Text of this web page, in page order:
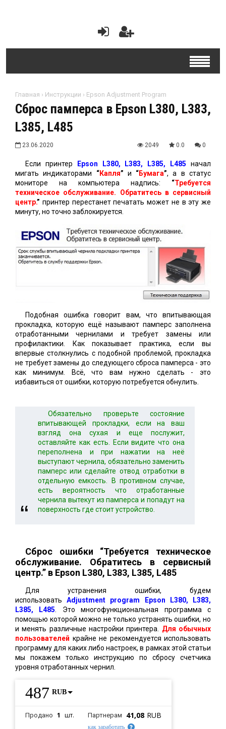
Главная › Инструкции › Epson Adjustment Program
Сброс памперса в Epson L380, L383,
L385, L485
23.06.2020 2049 0.0 0
Если принтер Epson L380, L383, L385, L485 начал
мигать индикаторами “Капля” и “Бумага”, а в статус
мониторе на компьютера надпись: “Требуется
техническое обслуживание. Обратитесь в сервисный
центр.” принтер перестанет печатать может не в эту же
минуту, но точно заблокируется.
Подобная ошибка говорит вам, что впитывающая
прокладка, которую ещё называют памперс заполнена
отработанными чернилами и требует замены или
профилактики. Как показывает практика, если вы
впервые столкнулись с подобной проблемой, прокладка
не требует замены до следующего сброса памперса - это
как минимум. Всё, что вам нужно сделать - это
избавиться от ошибки, которую потребуется обнулить.
Обязательно проверьте состояние
впитывающей прокладки, если на ваш
взгляд она сухая и еще послужит,
оставляйте как есть. Если видите что она
переполнена и при нажатии на неё
выступают чернила, обязательно заменить
памперс или сделайте отвод отработки в
отдельную емкость. В противном случае,
есть вероятность что отработанные
чернила вытекут из памперса и попадут на
поверхность где стоит устройство.
Сброс ошибки “Требуется техническое
обслуживание. Обратитесь в сервисный
центр.” в Epson L380, L383, L385, L485
Для устранения ошибки, будем
использоватьAdjustment program Epson L380, L383,
L385, L485 . Это многофункциональная программа с
помощью которой можно не только устранять ошибки, но
и менять различные настройки принтера. Для обычных
пользователей крайне не рекомендуется использовать
программу для каких либо настроек, в рамках этой статьи
мы покажем только инструкцию по сбросу счетчика
уровня отработанных чернил.
487 RUB
Продано 1 шт. Партнерам 41,08 RUB
как заработать